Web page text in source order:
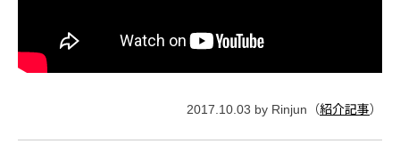
2017.10.03 by Rinjun（紹介記事）